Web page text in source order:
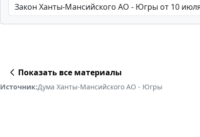
Показать все материалы
Источник:Дума Ханты-Мансийского АО - Югры